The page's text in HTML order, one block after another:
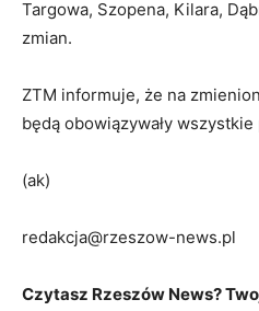
Targowa, Szopena, Kilara,
zmian.
ZTM informuje, że na
będą obowiązywały
(ak)
redakcja@rzeszow-news.pl
Czytasz Rzeszów News?